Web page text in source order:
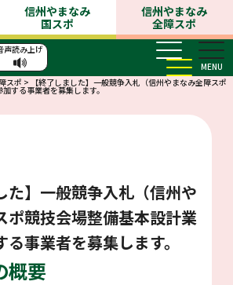
信州やまなみ
国スポ
信州やまなみ
全障スポ
声読み上げ
MENU
スポ > 【終了しました】一般競争入札（信州やまなみ全障スポ
する事業者を募集します。
た】一般競争入札（信州や
ポ競技会場整備基本設計業
事業者を募集します。
要